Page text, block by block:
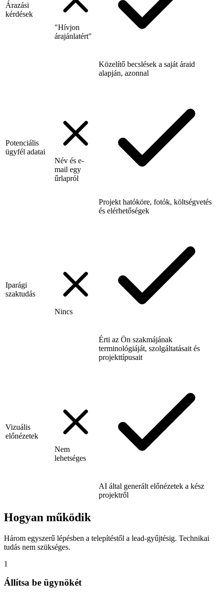
Árazási
kérdések
"Hívjon
árajánlatért"
Közelítő becslések a saját áraid
alapján, azonnal
Potenciális
ügyfél adatai
Név és e-
mail egy
űrlapról
Projekt hatóköre, fotók, költségvetés
és elérhetőségek
Iparági
szaktudás
Nincs
Érti az Ön szakmájának
terminológiáját, szolgáltatásait és
projekttípusait
Vizuális
előnézetek
Nem
lehetséges
AI által generált előnézetek a kész
projektről
Hogyan működik
Három egyszerű lépésben a telepítéstől a lead-gyűjtésig. Technikai
tudás nem szükséges.
1
Állítsa be ügynökét